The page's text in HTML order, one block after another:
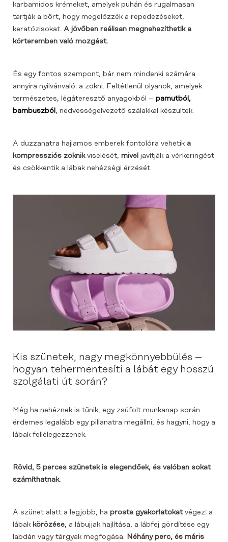
karbamidos krémeket, amelyek puhán és rugalmasan
tartják a bőrt, hogy megelőzzék a repedezéseket,
keratózisokat. A jövőben reálisan megnehezíthetik a
kórteremben való mozgást.
És egy fontos szempont, bár nem mindenki számára
annyira nyilvánvaló: a zokni. Feltétlenül olyanok, amelyek
természetes, légáteresztő anyagokból – pamutból,
bambuszból, nedvességelvezető szálakkal készültek.
A duzzanatra hajlamos emberek fontolóra vehetik a
kompressziós zoknikviselését, mivel javítják a vérkeringést
és csökkentik a lábak nehézségi érzését.
Kis szünetek, nagy megkönnyebbülés –
hogyan tehermentesíti a lábát egy hosszú
szolgálati út során?
Még ha nehéznek is tűnik, egy zsúfolt munkanap során
érdemes legalább egy pillanatra megállni, és hagyni, hogy a
lábak fellélegezzenek.
Rövid, 5 perces szünetek is elegendőek, és valóban sokat
számíthatnak.
A szünet alatt a legjobb, ha proste gyakorlatokatvégez: a
lábak körözése, a lábujjak hajlítása, a lábfej gördítése egy
labdán vagy tárgyak megfogása. Néhány perc, és máris